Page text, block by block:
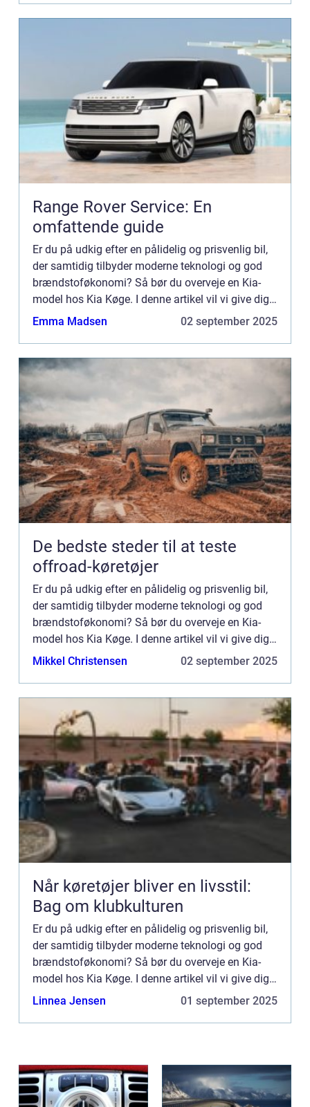
Range Rover Service: En
omfattende guide
Er du på udkig efter en pålidelig og prisvenlig bil,
der samtidig tilbyder moderne teknologi og god
brændstoføkonomi? Så bør du overveje en Kia-
model hos Kia Køge. I denne artikel vil vi give dig
en oversi...
Emma Madsen 02 september 2025
De bedste steder til at teste
offroad-køretøjer
Er du på udkig efter en pålidelig og prisvenlig bil,
der samtidig tilbyder moderne teknologi og god
brændstoføkonomi? Så bør du overveje en Kia-
model hos Kia Køge. I denne artikel vil vi give dig
en oversi...
Mikkel Christensen 02 september 2025
Når køretøjer bliver en livsstil:
Bag om klubkulturen
Er du på udkig efter en pålidelig og prisvenlig bil,
der samtidig tilbyder moderne teknologi og god
brændstoføkonomi? Så bør du overveje en Kia-
model hos Kia Køge. I denne artikel vil vi give dig
en oversi...
Linnea Jensen 01 september 2025